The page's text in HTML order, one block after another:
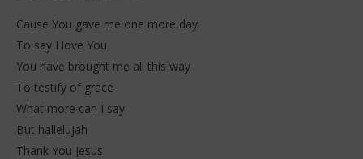
novembre
Stone
Cause You gave me one more day
To say I love You
You have brought me all this way
To testify of grace
What more can I say
But hallelujah
Thank You Jesus